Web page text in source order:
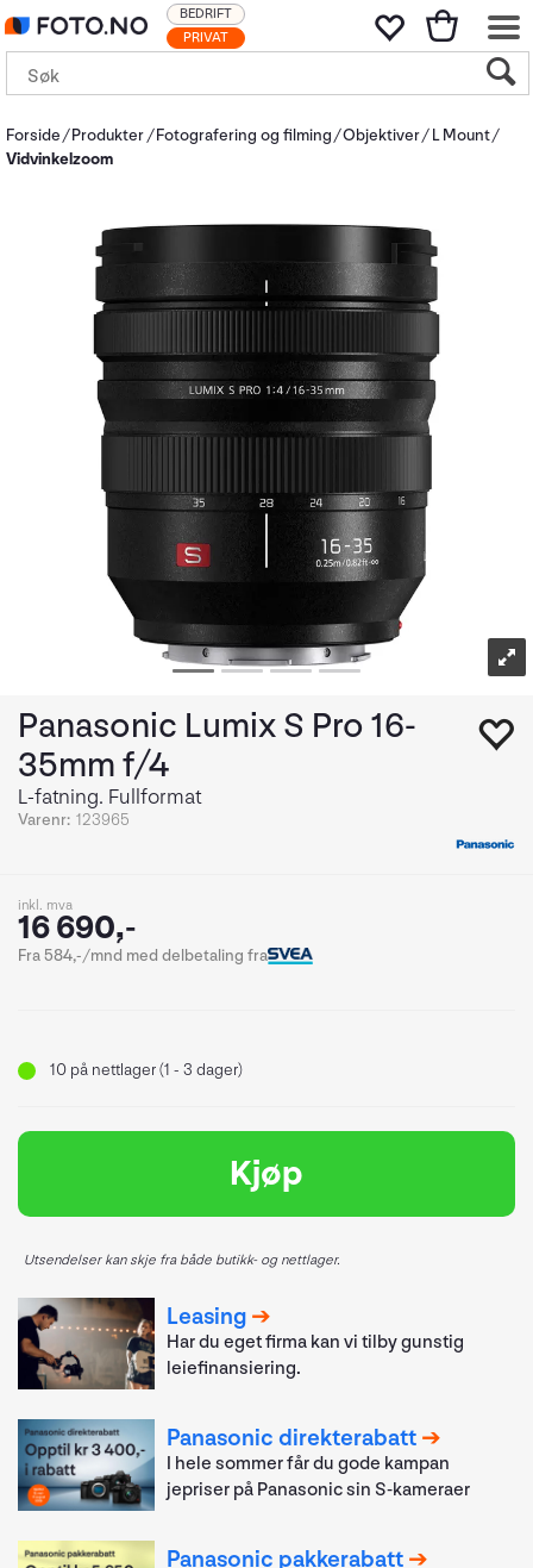
PRIVAT
BEDRIFT
Forside Produkter Fotografering og filming Objektiver
L Mount
Vidvinkelzoom
Panasonic Lumix S Pro 16-
35mm f/4
L-fatning. Fullformat
Varenr: 123965
inkl. mva
16 690,-
Fra 584,-/mnd med delbetaling fra
10 på nettlager (1 - 3 dager)
Kjøp
Utsendelser kan skje fra både butikk- og nettlager.
Leasing
Har du eget firma kan vi tilby gunstig
leiefinansiering.
Panasonic direkterabatt
I hele sommer får du gode kampan
jepriser på Panasonic sin S-kameraer
Panasonic pakkerabatt